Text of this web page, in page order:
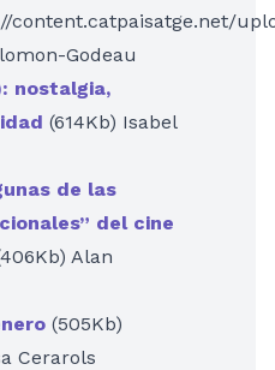
content.catpaisatge.net/
Godeau
nostalgia,
(614Kb) Isabel
de las
del cine
Alan
(505Kb)
Cerarols